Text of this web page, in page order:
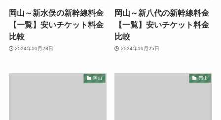
岡山～新水俣の新幹線料金
【一覧】安いチケット料金
比較
2024年10月28日
岡山～新八代の新幹線料金
【一覧】安いチケット料金
比較
2024年10月25日
岡山 岡山